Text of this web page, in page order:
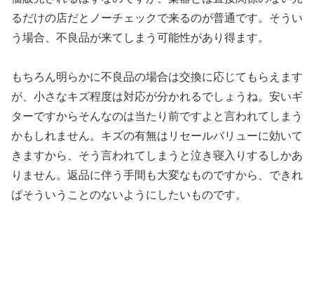
るだけの店だとノーチェックで来るのが普通です。そうい
う場合、不良品が来てしまう可能性があり得ます。
もちろん明らかに不良品の場合は交換に応じてもらえます
が、小さなキズ程度は対応が分かれるでしょうね。安いギ
ターですからそんなのは当たり前ですよと言われてしまう
かもしれません。キズの有無はリセールバリューに効いて
きますから、そう言われてしまうと泣き寝入りするしかあ
りません。返品に伴う手間も大変なものですから、できれ
ばそういうことのないようにしたいものです。